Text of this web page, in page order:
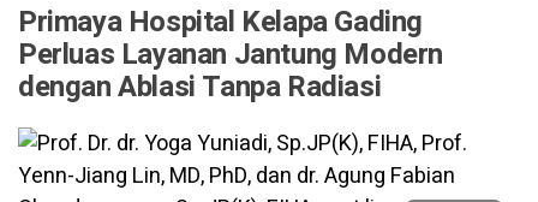
Primaya Hospital Kelapa Gading
Perluas Layanan Jantung Modern
dengan Ablasi Tanpa Radiasi